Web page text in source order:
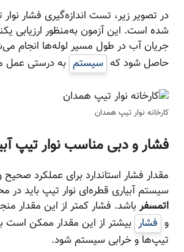
در تصویر زیر، تست اندازه‌گیری فشار
شده است. این آزمون به‌منظور ارزیابی
جریان آب در طول مسیر لوله‌ها انجام
حاصل شود که سیستم به درستی عمل
کارخانه نوار تیپ همدان
فشار و دبی مناسب نوار تیپ
مقدار فشار استاندارد برای عملکرد
سیستم آبیاری قطره‌ای نوار تیپ باید در
اتمسفر باشد. فشار کمتر از این مقدار
و فشار بیشتر از این مقدار ممکن است
تیپ‌ها و خرابی سیستم شود.